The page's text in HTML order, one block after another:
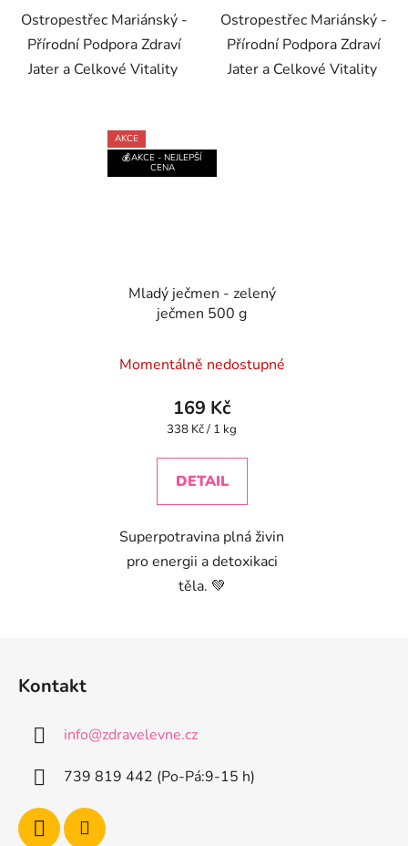
Ostropestřec Mariánský -
Přírodní Podpora Zdraví
Jater a Celkové Vitality
Ostropestřec Mariánský -
Přírodní Podpora Zdraví
Jater a Celkové Vitality
AKCE
💰AKCE - NEJLEPŠÍ
CENA
Mladý ječmen - zelený
ječmen 500 g
Momentálně nedostupné
169 Kč
Měrná
338 Kč / 1 kg
DETAIL
Superpotravina plná živin
pro energii a detoxikaci
těla. 💚
Kontakt
info@zdravelevne.cz
739 819 442 (Po-Pá:9-15 h)